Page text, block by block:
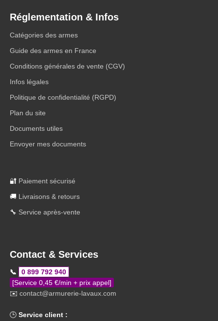
Réglementation & Infos
Catégories des armes
Guide des armes en France
Conditions générales de vente (CGV)
Infos légales
Politique de confidentialité (RGPD)
Plan du site
Documents utiles
Envoyer mes documents
🔐 Paiement sécurisé
🚚 Livraisons & retours
🔧 Service après-vente
Contact & Services
📞
0 899 792 940
[Service 0,45 €/min + prix appel]
✉️ contact@armurerie-lavaux.com
🕒 Service client :